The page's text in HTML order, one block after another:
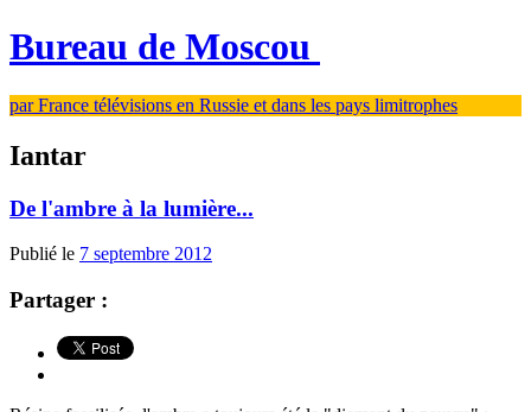
Bureau de Moscou
par France télévisions en Russie et dans les pays limitrophes
Iantar
De l'ambre à la lumière...
Publié le 7 septembre 2012
Partager :